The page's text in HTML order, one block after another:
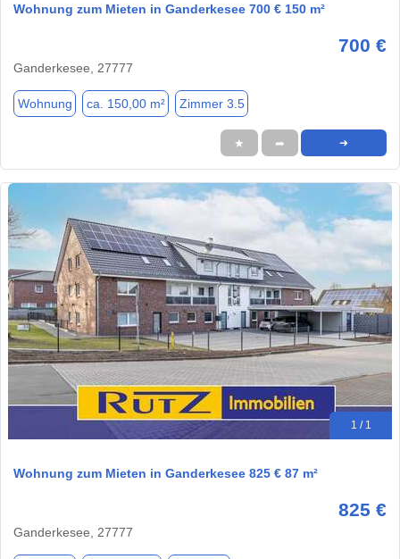
Wohnung zum Mieten in Ganderkesee 700 € 150 m²
700 €
Ganderkesee, 27777
Wohnung ca. 150,00 m² Zimmer 3.5
★ ➦ ➜
1 / 1
Wohnung zum Mieten in Ganderkesee 825 € 87 m²
825 €
Ganderkesee, 27777